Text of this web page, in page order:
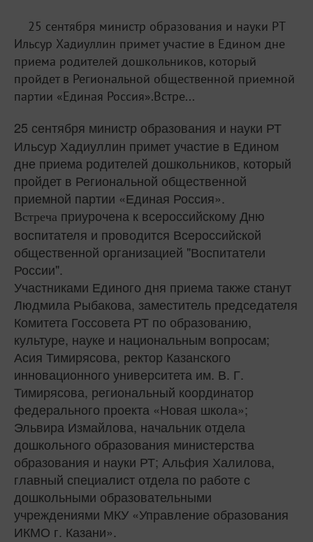
25 сентября министр образования и науки РТ
Ильсур Хадиуллин примет участие в Едином дне
приема родителей дошкольников, который
пройдет в Региональной общественной приемной
партии «Единая Россия».Встре...
25 сентября министр образования и науки РТ
Ильсур Хадиуллин примет участие в Едином
дне приема родителей дошкольников, который
пройдет в Региональной общественной
приемной партии «Единая Россия».
Встреча приурочена к всероссийскому Дню
воспитателя и проводится Всероссийской
общественной организацией "Воспитатели
России".
Участниками Единого дня приема также станут
Людмила Рыбакова, заместитель председателя
Комитета Госсовета РТ по образованию,
культуре, науке и национальным вопросам;
Асия Тимирясова, ректор Казанского
инновационного университета им. В. Г.
Тимирясова, региональный координатор
федерального проекта «Новая школа»;
Эльвира Измайлова, начальник отдела
дошкольного образования министерства
образования и науки РТ; Альфия Халилова,
главный специалист отдела по работе с
дошкольными образовательными
учреждениями МКУ «Управление образования
ИКМО г. Казани».